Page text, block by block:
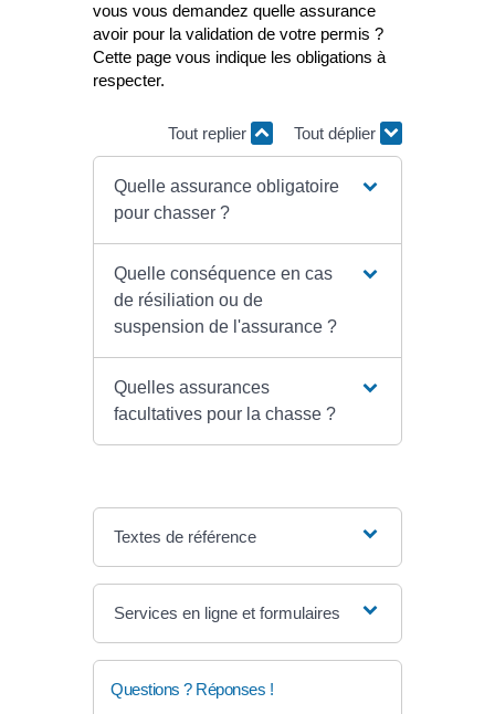
vous vous demandez quelle assurance
avoir pour la validation de votre permis ?
Cette page vous indique les obligations à
respecter.
Tout replier Tout déplier
Quelle assurance obligatoire
pour chasser ?
Quelle conséquence en cas
de résiliation ou de
suspension de l'assurance ?
Quelles assurances
facultatives pour la chasse ?
Textes de référence
Services en ligne et formulaires
Questions ? Réponses !